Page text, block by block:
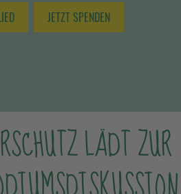
JETZT SPENDEN
LÄDT ZUR